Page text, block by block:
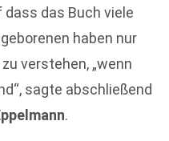
dass das Buch viele
haben nur
verstehen, „wenn
sagte abschließend
.